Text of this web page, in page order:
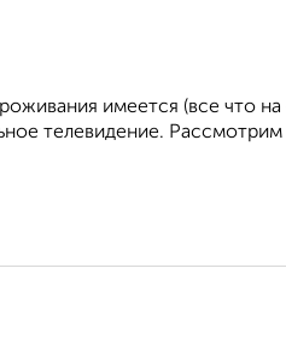
имеется (все что на
телевидение. Рассмотрим